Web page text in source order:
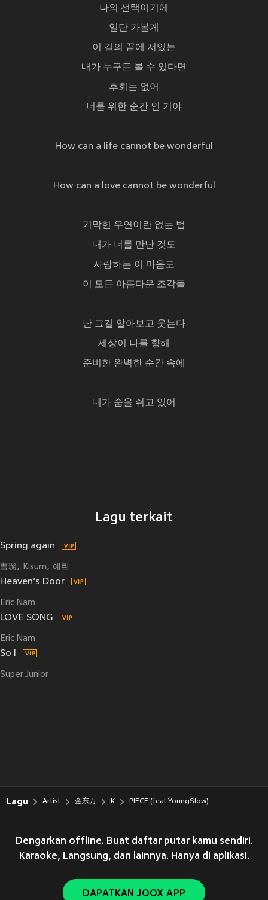
나의 선택이기에
일단 가볼게
이 길의 끝에 서있는
내가 누구든 볼 수 있다면
후회는 없어
너를 위한 순간 인 거야
How can a life cannot be wonderful
How can a love cannot be wonderful
기막힌 우연이란 없는 법
내가 너를 만난 것도
사랑하는 이 마음도
이 모든 아름다운 조각들
난 그걸 알아보고 웃는다
세상이 나를 향해
준비한 완벽한 순간 속에
내가 숨을 쉬고 있어
Lagu terkait
Spring again
曹璐 Kisum 예린
Heaven’s Door
Eric Nam
LOVE SONG
Eric Nam
So I
Super Junior
Lagu Artist 金东万 K PIECE (feat.YoungSlow)
Dengarkan offline. Buat daftar putar kamu sendiri.
Karaoke, Langsung, dan lainnya. Hanya di aplikasi.
DAPATKAN JOOX APP